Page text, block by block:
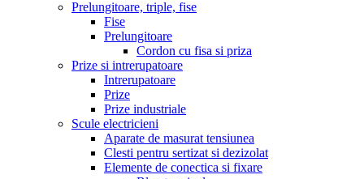
Prelungitoare, triple, fise
Fise
Prelungitoare
Cordon cu fisa si priza
Prize si intrerupatoare
Intrerupatoare
Prize
Prize industriale
Scule electricieni
Aparate de masurat tensiunea
Clesti pentru sertizat si dezizolat
Elemente de conectica si fixare